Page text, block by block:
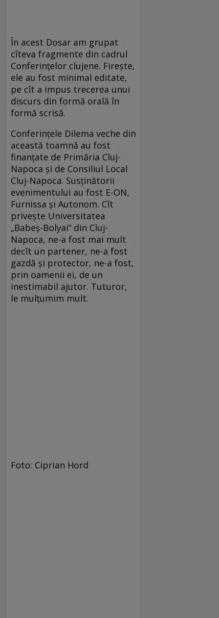
În acest Dosar am grupat
cîteva fragmente din cadrul
Conferințelor clujene. Firește,
ele au fost minimal editate,
pe cît a impus trecerea unui
discurs din formă orală în
formă scrisă.
Conferințele Dilema veche din
această toamnă au fost
finanțate de Primăria Cluj-
Napoca și de Consiliul Local
Cluj-Napoca. Susținătorii
evenimentului au fost E-ON,
Furnissa și Autonom. Cît
privește Universitatea
„Babeș-Bolyai“ din Cluj-
Napoca, ne-a fost mai mult
decît un partener, ne-a fost
gazdă și protector, ne-a fost,
prin oamenii ei, de un
inestimabil ajutor. Tuturor,
le mulțumim mult.
Foto: Ciprian Hord